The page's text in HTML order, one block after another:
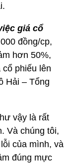
giá cổ
đồng/cp,
hơn 50%,
cổ phiếu lên
Hải – Tổng
vậy là rất
Và chúng tôi,
của mình, và
đúng mực